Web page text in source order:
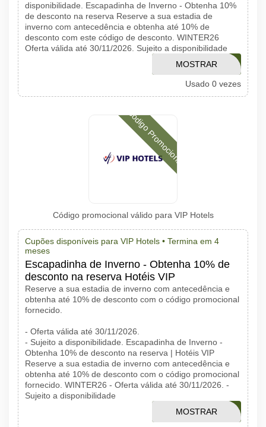
disponibilidade. Escapadinha de Inverno - Obtenha 10%
de desconto na reserva Reserve a sua estadia de
inverno com antecedência e obtenha até 10% de
desconto com este código de desconto. WINTER26
Oferta válida até 30/11/2026. Sujeito a disponibilidade
WINTER26
MOSTRAR
CÓDIGO
Usado 0 vezes
Código Promocional
Código promocional válido para VIP Hotels
Cupões disponíveis para VIP Hotels • Termina em 4
meses
Escapadinha de Inverno - Obtenha 10% de
desconto na reserva Hotéis VIP
Reserve a sua estadia de inverno com antecedência e
obtenha até 10% de desconto com o código promocional
fornecido.
- Oferta válida até 30/11/2026.
- Sujeito a disponibilidade. Escapadinha de Inverno -
Obtenha 10% de desconto na reserva | Hotéis VIP
Reserve a sua estadia de inverno com antecedência e
obtenha até 10% de desconto com o código promocional
fornecido. WINTER26 - Oferta válida até 30/11/2026. -
Sujeito a disponibilidade
WINTER26
MOSTRAR